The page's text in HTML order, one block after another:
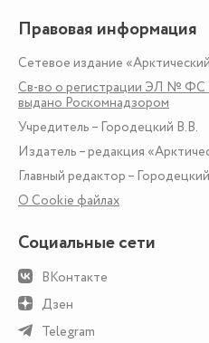
Правовая информация
Сетевое издание
Св-во о регистрации ЭЛ № ФС
выдано Роскомнадзором
Учредитель – Городецкий В.В.
Издатель – редакция
Главный редактор –
О Сookie файлах
Социальные сети
ВКонтакте
Дзен
Telegram